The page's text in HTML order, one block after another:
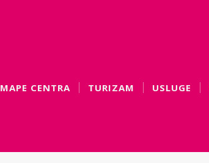
MAPE CENTRA TURIZAM USLUGE